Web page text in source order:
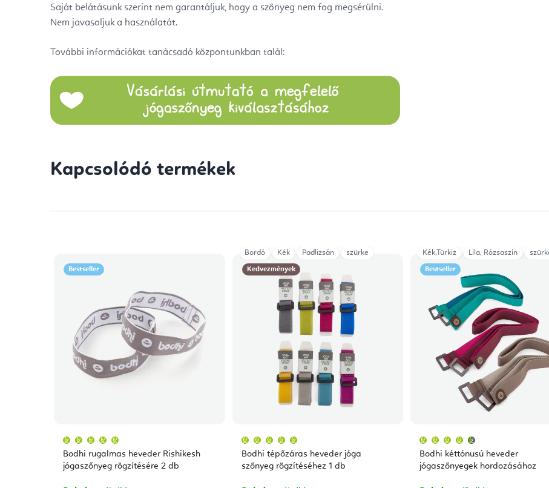
Saját belátásunk szerint nem garantáljuk, hogy a szőnyeg nem fog megsérülni.
Nem javasoljuk a használatát.
További információkat tanácsadó központunkban talál:
Kapcsolódó termékek
Bestseller
Bodhi rugalmas heveder Rishikesh
jógaszőnyeg rögzítésére 2 db
átlagos
értékelése
5-
ből
Kedvezmények
Bodhi tépőzáras heveder jóga
szőnyeg rögzítéséhez 1 db
átlagos
értékelése
5-
Bordó Kék Padlizsán szürke
Bestseller
Bodhi kéttónusú heveder
jógaszőnyegek hordozásához
átlagos
értékelése
5-
Kék,Türkiz Lila, Rózsaszín